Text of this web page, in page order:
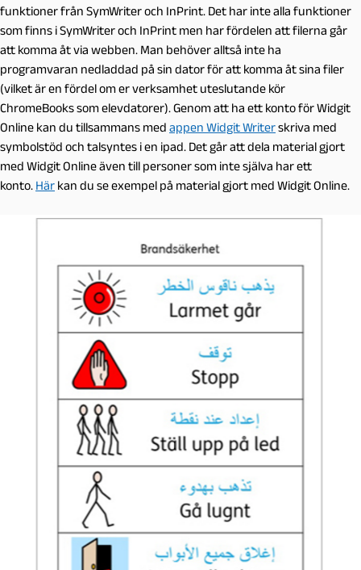
funktioner från SymWriter och InPrint. Det har inte alla funktioner
som finns i SymWriter och InPrint men har fördelen att filerna går
att komma åt via webben. Man behöver alltså inte ha
programvaran nedladdad på sin dator för att komma åt sina filer
(vilket är en fördel om er verksamhet uteslutande kör
ChromeBooks som elevdatorer). Genom att ha ett konto för Widgit
Online kan du tillsammans med appen Widgit Writerskriva med
symbolstöd och talsyntes i en ipad. Det går att dela material gjort
med Widgit Online även till personer som inte själva har ett
konto. Här kan du se exempel på material gjort med Widgit Online.